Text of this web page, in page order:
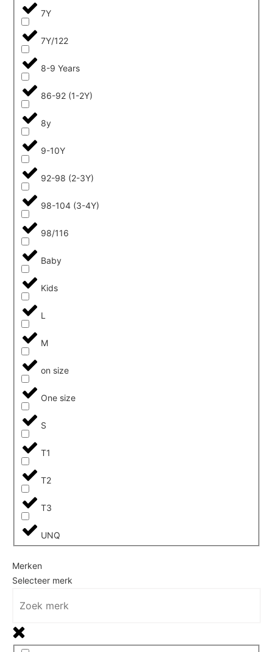
7Y
7Y/122
8-9 Years
86-92 (1-2Y)
8y
9-10Y
92-98 (2-3Y)
98-104 (3-4Y)
98/116
Baby
Kids
L
M
on size
One size
S
T1
T2
T3
UNQ
Merken
Selecteer merk